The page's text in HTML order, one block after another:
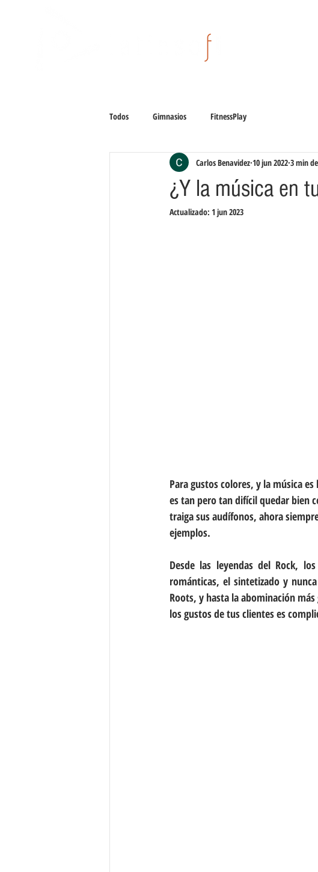
Todos Gimnasios FitnessPlay
¿Y la música en
Carlos Benavidez 10 jun 2022 3 min
Actualizado: 1 jun 2023
Para gustos colores, y la música
es tan pero tan difícil quedar bien
traiga sus audífonos, ahora
ejemplos.
Desde las leyendas del Rock,
románticas, el sintetizado y
Roots, y hasta la abominación
los gustos de tus clientes es